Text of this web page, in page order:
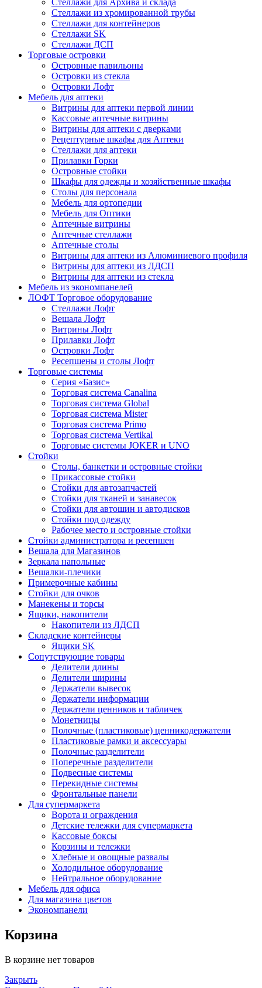
Стеллажи для Архива и склада
Стеллажи из хромированной трубы
Стеллажи для контейнеров
Стеллажи SK
Стеллажи ДСП
Торговые островки
Островные павильоны
Островки из стекла
Островки Лофт
Мебель для аптеки
Витрины для аптеки первой линии
Кассовые аптечные витрины
Витрины для аптеки с дверками
Рецептурные шкафы для Аптеки
Стеллажи для аптеки
Прилавки Горки
Островные стойки
Шкафы для одежды и хозяйственные шкафы
Столы для персонала
Мебель для ортопедии
Мебель для Оптики
Аптечные витрины
Аптечные стеллажи
Аптечные столы
Витрины для аптеки из Алюминиевого профиля
Витрины для аптеки из ЛДСП
Витрины для аптеки из стекла
Мебель из экономпанелей
ЛОФТ Торговое оборудование
Стеллажи Лофт
Вешала Лофт
Витрины Лофт
Прилавки Лофт
Островки Лофт
Ресепшены и столы Лофт
Торговые системы
Серия «Базис»
Торговая система Canalina
Торговая система Global
Торговая система Mister
Торговая система Primo
Торговая система Vertikal
Торговые системы JOKER и UNO
Стойки
Столы, банкетки и островные стойки
Прикассовые стойки
Стойки для автозапчастей
Стойки для тканей и занавесок
Стойки для автошин и автодисков
Стойки под одежду
Рабочее место и островные стойки
Стойки администратора и ресепшен
Вешала для Магазинов
Зеркала напольные
Вешалки-плечики
Примерочные кабины
Стойки для очков
Манекены и торсы
Ящики, накопители
Накопители из ЛДСП
Складские контейнеры
Ящики SK
Сопутствующие товары
Делители длины
Делители ширины
Держатели вывесок
Держатели информации
Держатели ценников и табличек
Монетницы
Полочные (пластиковые) ценникодержатели
Пластиковые рамки и аксессуары
Полочные разделители
Поперечные разделители
Подвесные системы
Перекидные системы
Фронтальные панели
Для супермаркета
Ворота и ограждения
Детские тележки для супермаркета
Кассовые боксы
Корзины и тележки
Хлебные и овощные развалы
Холодильное оборудование
Нейтральное оборудование
Мебель для офиса
Для магазина цветов
Экономпанели
Корзина
В корзине нет товаров
Закрыть